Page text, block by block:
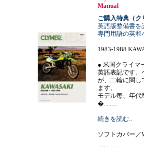
Manual
ご購入特典（ク
英語版整備書を
専門用語の英和
1983-1988
● 米国クライマ
英語表記です。
が、二輪に関し
ます。
モデル毎、年代
�.........
続きを読む..
ソフトカバー／